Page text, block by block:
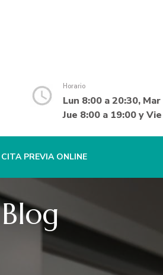
Horario
Lun 8:00 a 20:30,
Jue 8:00 a 19:00 y
CITA PREVIA ONLINE
Blog